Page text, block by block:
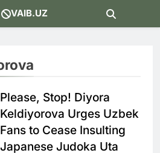
VAIB.UZ
Please, Stop! Diyora
Keldiyorova Urges Uzbek
Fans to Cease Insulting
Japanese Judoka Uta